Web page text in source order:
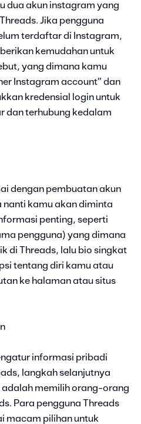
dua akun instagram yang
Jika pengguna
terdaftar di Instagram,
kemudahan untuk
yang dimana kamu
Instagram account” dan
kredensial login untuk
dan terhubung kedalam
dengan pembuatan akun
nanti kamu akan diminta
penting, seperti
pengguna) yang dimana
di Threads, lalu bio singkat
tentang diri kamu atau
ke halaman atau situs
informasi pribadi
langkah selanjutnya
memilih orang-orang
Para pengguna Threads
macam pilihan untuk